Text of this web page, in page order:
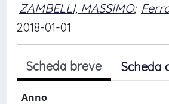
ZAMBELLI, MASSIMO;
2018-01-01
Scheda breve Scheda
Anno